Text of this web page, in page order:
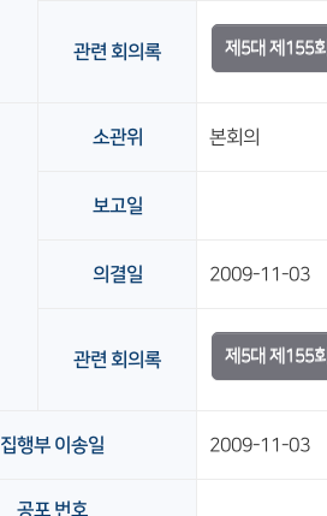
관련 회의록 제5대 제155
소관위 본회의
보고일
의결일 2009-11-03
관련 회의록 제5대 제155
집행부 이송일 2009-11-03
공포 번호